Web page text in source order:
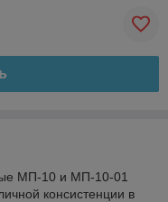
МП-10 и МП-10-01
консистенции в